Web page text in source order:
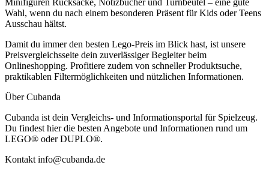
Minifiguren Rucksäcke, Notizbücher und Turnbeutel – eine gute
Wahl, wenn du nach einem besonderen Präsent für Kids oder Teens
Ausschau hältst.
Damit du immer den besten Lego-Preis im Blick hast, ist unsere
Preisvergleichsseite dein zuverlässiger Begleiter beim
Onlineshopping. Profitiere zudem von schneller Produktsuche,
praktikablen Filtermöglichkeiten und nützlichen Informationen.
Über Cubanda
Cubanda ist dein Vergleichs- und Informationsportal für Spielzeug.
Du findest hier die besten Angebote und Informationen rund um
LEGO® oder DUPLO®.
Kontakt info@cubanda.de